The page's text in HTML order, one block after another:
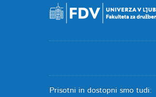
Prisotni in dostopni smo tudi: